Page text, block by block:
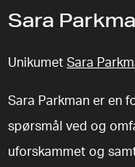
Sara
Unikumet Sara
Sara Parkman er en
spørsmål ved og
uforskammet og